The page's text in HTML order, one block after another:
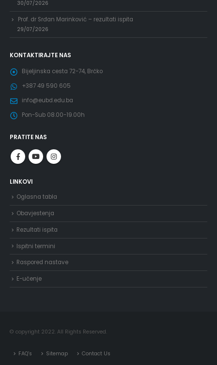
30/07/2026
Prof. dr Srđan Marinković – rezultati ispita
29/07/2026
KONTAKTIRAJTE NAS
Bijeljinska cesta 72-74, Brčko
+387 49 590 605
info@eubd.edu.ba
Pon-Sub 08.00-19.00h
PRATITE NAS
LINKOVI
Oglasna tabla
Obavjestenja
Rezultati ispita
Ispitni termini
Raspored nastave
E-učenje
© copyright 2022. All Rights Reserved.
FAQ’s Sitemap Contact Us